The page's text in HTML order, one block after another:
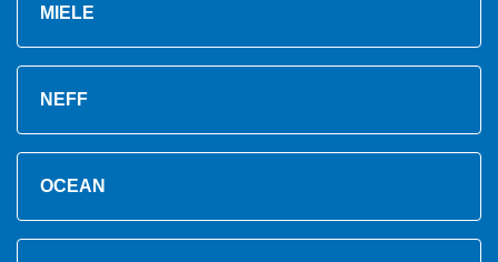
MIELE
NEFF
OCEAN